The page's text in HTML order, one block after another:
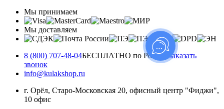
Мы принимаем
Мы доставляем
8 (800) 707-48-04БЕСПЛАТНО по России
Заказать
звонок
info@kulakshop.ru
г. Орёл, Старо-Московская 20, офисный центр "Фиджи",
10 офис